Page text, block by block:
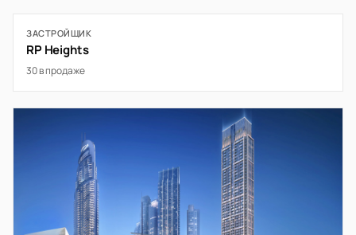
ЗАСТРОЙЩИК
RP Heights
30 в продаже